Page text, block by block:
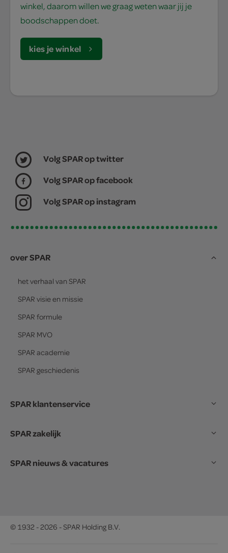
winkel, daarom willen we graag weten waar jij je
boodschappen doet.
kies je winkel
Volg SPAR op twitter
Volg SPAR op facebook
Volg SPAR op instagram
over SPAR
het verhaal van SPAR
SPAR visie en missie
SPAR formule
SPAR MVO
SPAR academie
SPAR geschiedenis
SPAR klantenservice
SPAR zakelijk
SPAR nieuws & vacatures
© 1932 - 2026 - SPAR Holding B.V.